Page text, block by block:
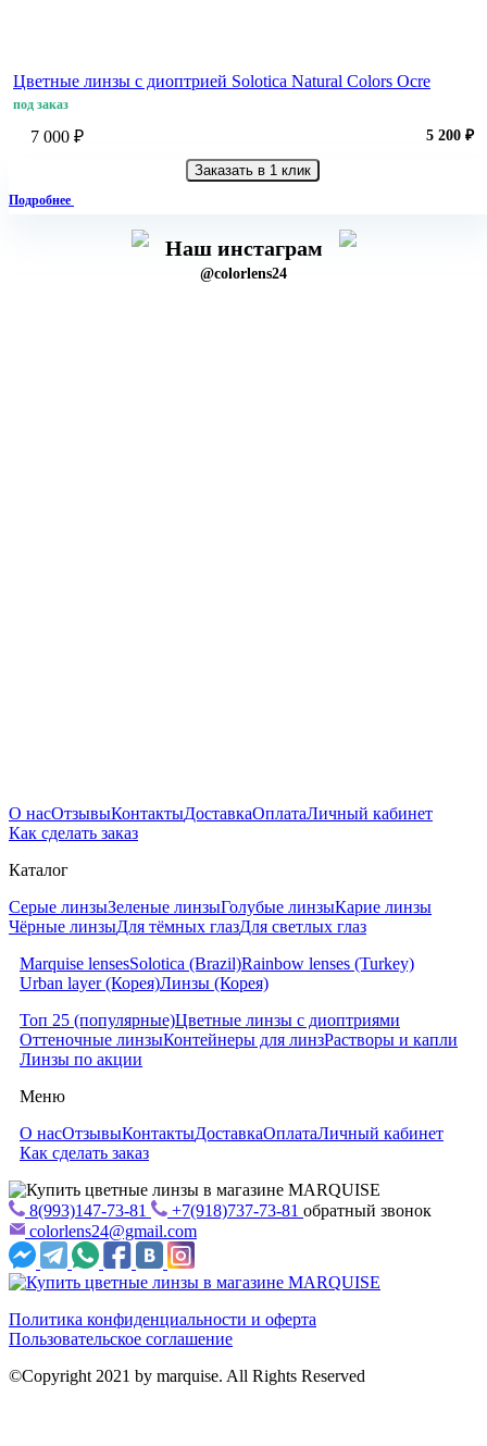
Цветные линзы с диоптрией Solotica Natural Colors Ocre
под заказ
7 000 ₽ 5 200 ₽
Заказать в 1 клик
Подробнее
Наш инстаграм
@colorlens24
О насОтзывыКонтактыДоставкаОплатаЛичный кабинет
Как сделать заказ
Каталог
Серые линзыЗеленые линзыГолубые линзыКарие линзы
Чёрные линзыДля тёмных глазДля светлых глаз
Marquise lensesSolotica (Brazil)Rainbow lenses (Turkey)
Urban layer (Корея)Линзы (Корея)
Топ 25 (популярные)Цветные линзы с диоптриями
Оттеночные линзыКонтейнеры для линзРастворы и капли
Линзы по акции
Меню
О насОтзывыКонтактыДоставкаОплатаЛичный кабинет
Как сделать заказ
8(993)147-73-81 +7(918)737-73-81 обратный звонок
colorlens24@gmail.com
Политика конфиденциальности и оферта
Пользовательское соглашение
©Copyright 2021 by marquise. All Rights Reserved